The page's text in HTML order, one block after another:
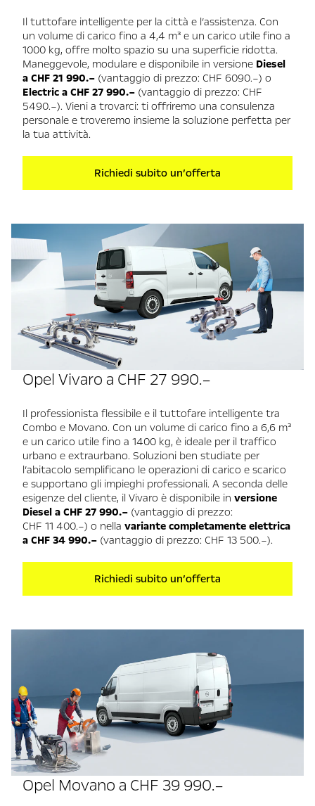
Il tuttofare intelligente per la città e l’assistenza. Con
un volume di carico fino a 4,4 m³ e un carico utile fino a
1000 kg, offre molto spazio su una superficie ridotta.
Maneggevole, modulare e disponibile in versione Diesel
a CHF 21 990.– (vantaggio di prezzo: CHF 6090.–) o
Electric a CHF 27 990.– (vantaggio di prezzo: CHF
5490.–). Vieni a trovarci: ti offriremo una consulenza
personale e troveremo insieme la soluzione perfetta per
la tua attività.
Richiedi subito un’offerta
Opel Vivaro a CHF 27 990.–
Il professionista flessibile e il tuttofare intelligente tra
Combo e Movano. Con un volume di carico fino a 6,6 m³
e un carico utile fino a 1400 kg, è ideale per il traffico
urbano e extraurbano. Soluzioni ben studiate per
l’abitacolo semplificano le operazioni di carico e scarico
e supportano gli impieghi professionali. A seconda delle
esigenze del cliente, il Vivaro è disponibile in versione
Diesel a CHF 27 990.– (vantaggio di prezzo:
CHF 11 400.–) o nella variante completamente elettrica
a CHF 34 990.– (vantaggio di prezzo: CHF 13 500.–).
Richiedi subito un’offerta
Opel Movano a CHF 39 990.–